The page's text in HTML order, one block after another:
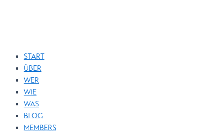
START
ÜBER
WER
WIE
WAS
BLOG
MEMBERS